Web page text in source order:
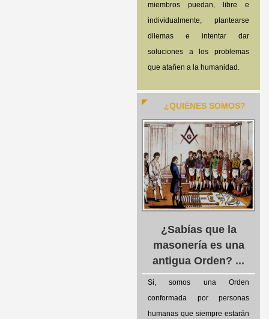
miembros puedan, libre e
individualmente, plantearse
dilemas e intentar dar
soluciones a los problemas
que atañen a la humanidad.
¿QUIÉNES SOMOS?
¿Sabías que la
masonería es una
antigua Orden? ...
Si, somos una Orden
conformada por personas
humanas que siempre estarán